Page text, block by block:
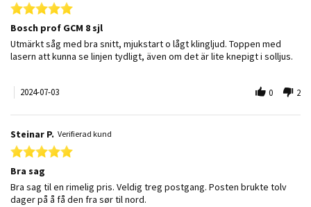
5.0 star rating
Bosch prof GCM 8 sjl
Review by CARL H. on 3 Jul 2024
review stating Bosch prof GCM 8 sjl
Utmärkt såg med bra snitt, mjukstart o lågt klingljud. Toppen med
lasern att kunna se linjen tydligt, även om det är lite knepigt i solljus.
2024-07-03 0 2
Steinar P. Verifierad kund
5.0 star rating
Bra sag
Review by Steinar P. on 3 Jun 2024
review stating Bra sag
Bra sag til en rimelig pris. Veldig treg postgang. Posten brukte tolv
dager på å få den fra sør til nord.